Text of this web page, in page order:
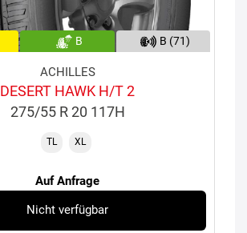
B B (71)
ACHILLES
DESERT HAWK H/T 2
275/55 R 20 117H
TL XL
Auf Anfrage
Nicht verfügbar